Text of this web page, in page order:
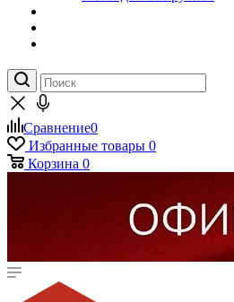
Сравнение0
Избранные товары 0
Корзина 0